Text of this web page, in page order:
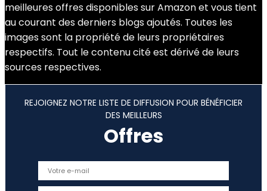
meilleures offres disponibles sur Amazon et vous tient
au courant des derniers blogs ajoutés. Toutes les
images sont la propriété de leurs propriétaires
respectifs. Tout le contenu cité est dérivé de leurs
sources respectives.
REJOIGNEZ NOTRE LISTE DE DIFFUSION POUR BÉNÉFICIER
DES MEILLEURS
Offres